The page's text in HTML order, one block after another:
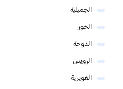
الجميلية
الخور
الدوحة
الرويس
الغويرية